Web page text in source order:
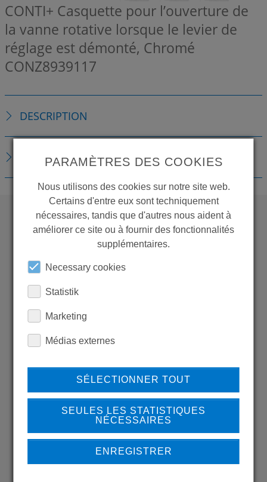
CONTI+ Casquette pour l’ouverture de
la vanne rotative lorsque le levier de
réglage est démonté, Chromé
CONZ8939117
DESCRIPTION
TÉLÉCHARGEMENTS
WANT TO SEE
Back to overview
LEARN MORE ABOUT
OUR REFERENCES
PARAMÈTRES DES COOKIES
Nous utilisons des cookies sur notre site web.
Certains d'entre eux sont techniquement
nécessaires, tandis que d'autres nous aident à
améliorer ce site ou à fournir des fonctionnalités
supplémentaires.
Necessary cookies
Statistik
Marketing
Médias externes
SÉLECTIONNER TOUT
SEULES LES STATISTIQUES
NÉCESSAIRES
ENREGISTRER